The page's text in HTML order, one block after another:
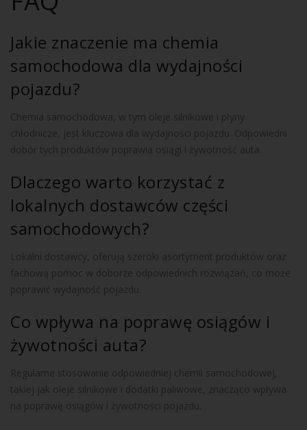
Jakie znaczenie ma chemia
samochodowa dla wydajności
pojazdu?
Chemia samochodowa, w tym oleje silnikowe i płyny
chłodnicze, jest kluczowa dla wydajności pojazdu. Odpowiedni
dobór tych produktów poprawia osiągi i żywotność auta.
Dlaczego warto korzystać z
lokalnych dostawców części
samochodowych?
Lokalni dostawcy, oferują szeroki asortyment produktów oraz
fachową pomoc w doborze odpowiednich rozwiązań, co może
poprawić wydajność pojazdu.
Co wpływa na poprawę osiągów i
żywotności auta?
Regularne stosowanie odpowiedniej chemii samochodowej,
takiej jak oleje silnikowe i dodatki paliwowe, znacząco wpływa
na poprawę osiągów i żywotności pojazdu.